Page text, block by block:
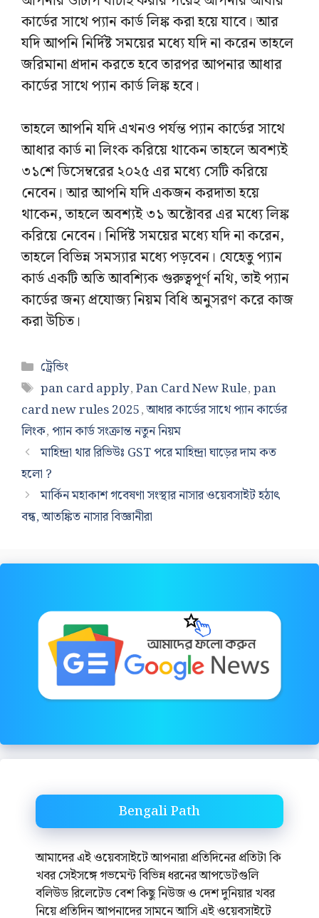
কার্ডের সাথে প্যান কার্ড লিঙ্ক করা হয়ে যাবে। আর
যদি আপনি নির্দিষ্ট সময়ের মধ্যে যদি না করেন তাহলে
জরিমানা প্রদান করতে হবে তারপর আপনার আধার
কার্ডের সাথে প্যান কার্ড লিঙ্ক হবে।
তাহলে আপনি যদি এখনও পর্যন্ত প্যান কার্ডের সাথে
আধার কার্ড না লিংক করিয়ে থাকেন তাহলে অবশ্যই
৩১শে ডিসেম্বরের ২০২৫ এর মধ্যে সেটি করিয়ে
নেবেন। আর আপনি যদি একজন করদাতা হয়ে
থাকেন, তাহলে অবশ্যই ৩১ অক্টোবর এর মধ্যে লিঙ্ক
করিয়ে নেবেন। নির্দিষ্ট সময়ের মধ্যে যদি না করেন,
তাহলে বিভিন্ন সমস্যার মধ্যে পড়বেন। যেহেতু প্যান
কার্ড একটি অতি আবশ্যিক গুরুত্বপূর্ণ নথি, তাই প্যান
কার্ডের জন্য প্রযোজ্য নিয়ম বিধি অনুসরণ করে কাজ
করা উচিত।
Categories
ট্রেন্ডিং
Tags
pan card apply,Pan Card New Rule,pan
card new rules 2025,আধার কার্ডের সাথে প্যান কার্ডের
লিংক,প্যান কার্ড সংক্রান্ত নতুন নিয়ম
মাহিন্দ্রা থার রিভিউঃ GST পরে মাহিন্দ্রা ঘাড়ের দাম কত
হলো ?
মার্কিন মহাকাশ গবেষণা সংস্থার নাসার ওয়েবসাইট হঠাৎ
বন্ধ, আতঙ্কিত নাসার বিজ্ঞানীরা
Bengali Path
আমাদের এই ওয়েবসাইটে আপনারা প্রতিদিনের প্রতিটা কি
খবর সেইসঙ্গে গভমেন্ট বিভিন্ন ধরনের আপডেটগুলি
বলিউড রিলেটেড বেশ কিছু নিউজ ও দেশ দুনিয়ার খবর
নিয়ে প্রতিদিন আপনাদের সামনে আসি এই ওয়েবসাইটে